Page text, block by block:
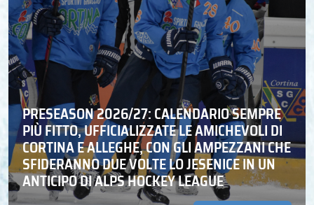
PRESEASON 2026/27: CALENDARIO SEMPRE
PIÙ FITTO, UFFICIALIZZATE LE AMICHEVOLI DI
CORTINA E ALLEGHE, CON GLI AMPEZZANI CHE
SFIDERANNO DUE VOLTE LO JESENICE IN UN
ANTICIPO DI ALPS HOCKEY LEAGUE